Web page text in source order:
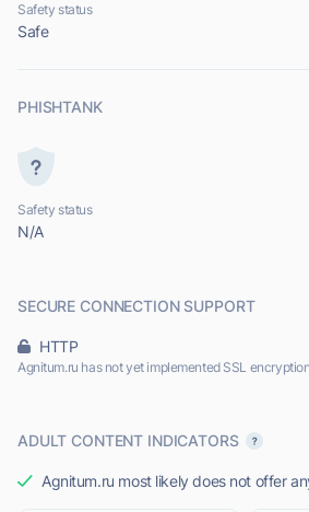
Safety status
Safe
PHISHTANK
Safety status
N/A
SECURE CONNECTION SUPPORT
HTTP
Agnitum.ru has not yet implemented SSL
ADULT CONTENT INDICATORS
Agnitum.ru most likely does not offer